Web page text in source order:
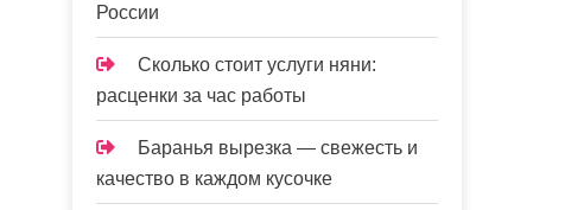
России
Сколько стоит услуги няни:
расценки за час работы
Баранья вырезка — свежесть и
качество в каждом кусочке